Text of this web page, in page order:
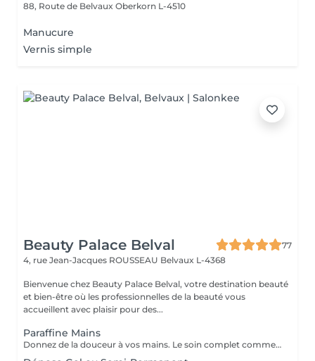
88, Route de Belvaux Oberkorn L-4510
Manucure
Vernis simple
Beauty Palace Belval
77
4, rue Jean-Jacques ROUSSEAU Belvaux L-4368
Bienvenue chez Beauty Palace Belval, votre destination beauté
et bien-être où les professionnelles de la beauté vous
accueillent avec plaisir pour des...
Paraffine Mains
Donnez de la douceur à vos mains. Le soin complet commence par un gommage de l'avant bras et des mains, puis vous trempez vos mains dans un bain de paraffine chaude, ce masque va poser environ 15 min, puis vient le moment de la détente le modelage des mains, relaxation suprême. Résultat des mains douces comme une peau de bébé.